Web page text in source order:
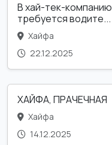
В хай-тек-
требуется водите...
Хайфа
22.12.2025
ХАЙФА, ПРАЧЕЧНАЯ
Хайфа
14.12.2025